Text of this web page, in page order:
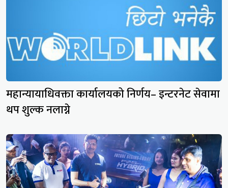
महान्यायाधिवक्ता कार्यालयको निर्णय– इन्टरनेट सेवामा
थप शुल्क नलाग्ने